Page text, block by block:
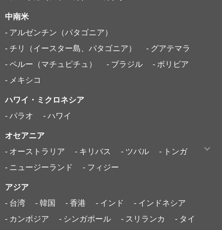
中南米
- アルゼンチン（パタゴニア）
- チリ（イースター島、パタゴニア）
- グアテマラ
- ペルー（マチュピチュ）
- ブラジル
- ボリビア
- メキシコ
ハワイ・ミクロネシア
- パラオ
- ハワイ
オセアニア
- オーストラリア
- キリバス - ツバル
- トンガ
- ニュージーランド
- フィジー
アジア
- 台湾
- 韓国 - 香港 - インド
- インドネシア
- カンボジア
- シンガポール - スリランカ
- タイ